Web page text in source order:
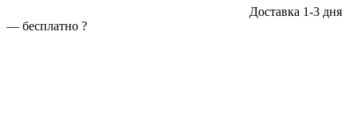
Доставка 1-3 дня
— бесплатно ?